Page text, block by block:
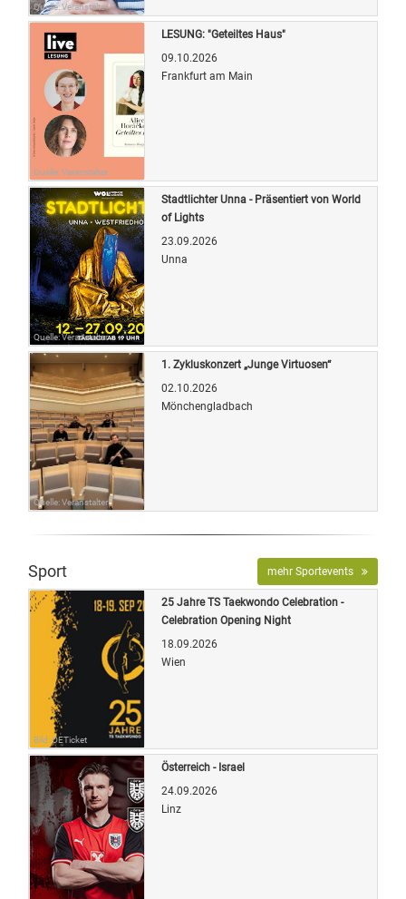
Quelle: Veranstalter
Quelle: Veranstalter
LESUNG: "Geteiltes Haus"
09.10.2026
Frankfurt am Main
Quelle: Veranstalter
Stadtlichter Unna - Präsentiert von World
of Lights
23.09.2026
Unna
Quelle: Veranstalter
1. Zykluskonzert „Junge Virtuosen“
02.10.2026
Mönchengladbach
Sport mehr Sportevents
Bild: OETicket
25 Jahre TS Taekwondo Celebration -
Celebration Opening Night
18.09.2026
Wien
Österreich - Israel
24.09.2026
Linz